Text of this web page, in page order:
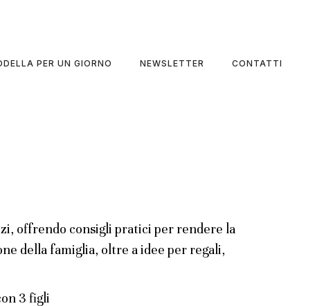
PER UN GIORNO NEWSLETTER CONTATTI
offrendo consigli pratici per rendere la
della famiglia, oltre a idee per regali,